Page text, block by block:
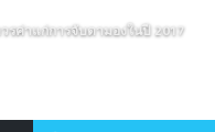
รค่าแก่การจับตามองในปี 2017